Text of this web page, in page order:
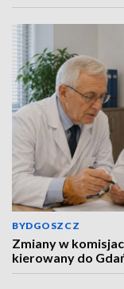
BYDGOSZCZ
Zmiany w
kierowany do